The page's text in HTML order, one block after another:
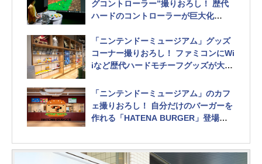
グコントローラー”撮りおろし！ 歴代
ハードのコントローラーが巨大化
64、Wiiがラインナップ
「ニンテンドーミュージアム」グッズ
コーナー撮りおろし！ ファミコンにWi
iなど歴代ハードモチーフグッズが大展
限定ビジュアル使用アイテムも
「ニンテンドーミュージアム」のカフ
ェ撮りおろし！ 自分だけのバーガーを
作れる「HATENA BURGER」登場